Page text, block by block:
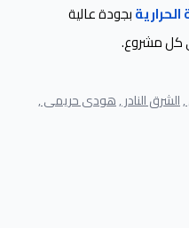
بجودة عالية
كل مشروع.
,الشرق النادر ,هودى حريمى ,